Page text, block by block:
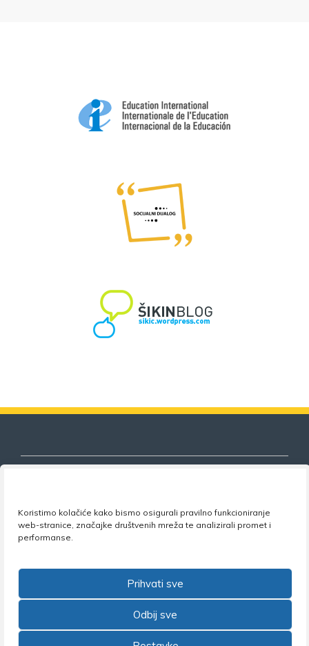
Koristimo kolačiće kako bismo osigurali pravilno funkcioniranje
web-stranice, značajke društvenih mreža te analizirali promet i
performanse.
Prihvati sve
Odbij sve
Nezavisni sindikat znanosti i visokog
obrazovanja
Adresa: Florijana Andrašeca 18A / VI kat • 10 000
+385 1 4847 337